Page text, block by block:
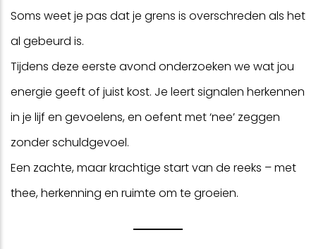
Soms weet je pas dat je grens is overschreden als het
al gebeurd is.
Tijdens deze eerste avond onderzoeken we wat jou
energie geeft of juist kost. Je leert signalen herkennen
in je lijf en gevoelens, en oefent met ‘nee’ zeggen
zonder schuldgevoel.
Een zachte, maar krachtige start van de reeks – met
thee, herkenning en ruimte om te groeien.